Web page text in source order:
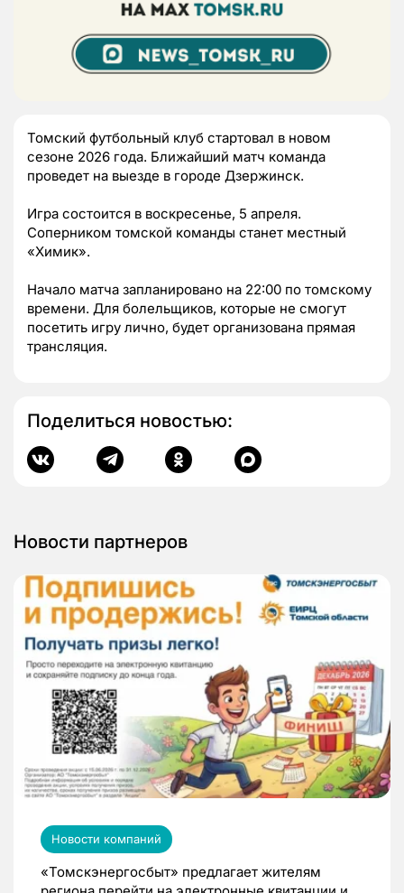
Томский футбольный клуб стартовал в новом
сезоне 2026 года. Ближайший матч команда
проведет на выезде в городе Дзержинск.
Игра состоится в воскресенье, 5 апреля.
Соперником томской команды станет местный
«Химик».
Начало матча запланировано на 22:00 по томскому
времени. Для болельщиков, которые не смогут
посетить игру лично, будет организована прямая
трансляция.
Поделиться новостью:
Новости партнеров
Новости компаний
«Томскэнергосбыт» предлагает жителям